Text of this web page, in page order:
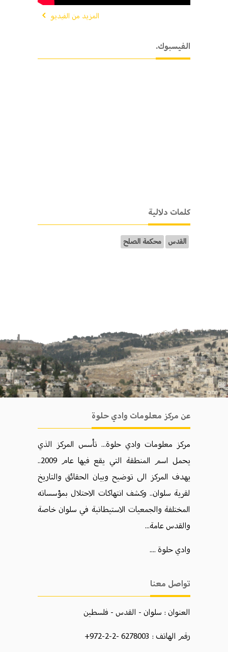
المزيد من الفيديو
.الفيسبوك
كلمات دلالية
القدس محكمة الصلح
عن مركز معلومات وادي حلوة
مركز معلومات وادي حلوة... تأسس المركز الذي
يحمل اسم المنطقة التي يقع فيها عام 2009..
يهدف المركز الی توضيح وبيان الحقائق والتاريخ
لقرية سلوان.. وكشف انتهاكات الاحتلال بمؤسساته
المختلفة والجمعيات الاستيطانية في سلوان خاصة
والقدس عامة...
وادي حلوة ....
تواصل معنا
العنوان : سلوان - القدس - فلسطين
رقم الهاتف : 6278003 -2-2-972+